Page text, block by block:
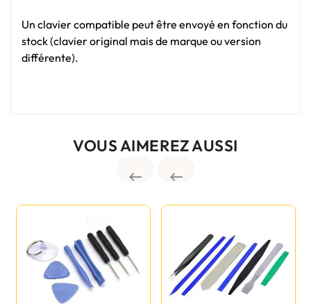
Un clavier compatible peut être envoyé en fonction du
stock (clavier original mais de marque ou version
différente).
VOUS AIMEREZ AUSSI
 